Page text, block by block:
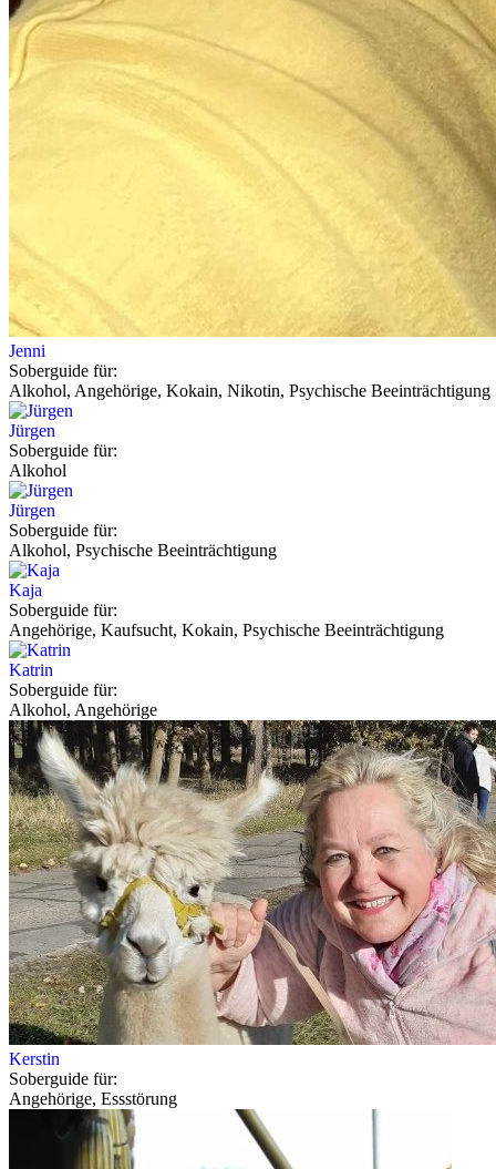
Jenni
Soberguide für:
Alkohol, Angehörige, Kokain, Nikotin, Psychische Beeinträchtigung
Jürgen
Soberguide für:
Alkohol
Jürgen
Soberguide für:
Alkohol, Psychische Beeinträchtigung
Kaja
Soberguide für:
Angehörige, Kaufsucht, Kokain, Psychische Beeinträchtigung
Katrin
Soberguide für:
Alkohol, Angehörige
Kerstin
Soberguide für:
Angehörige, Essstörung